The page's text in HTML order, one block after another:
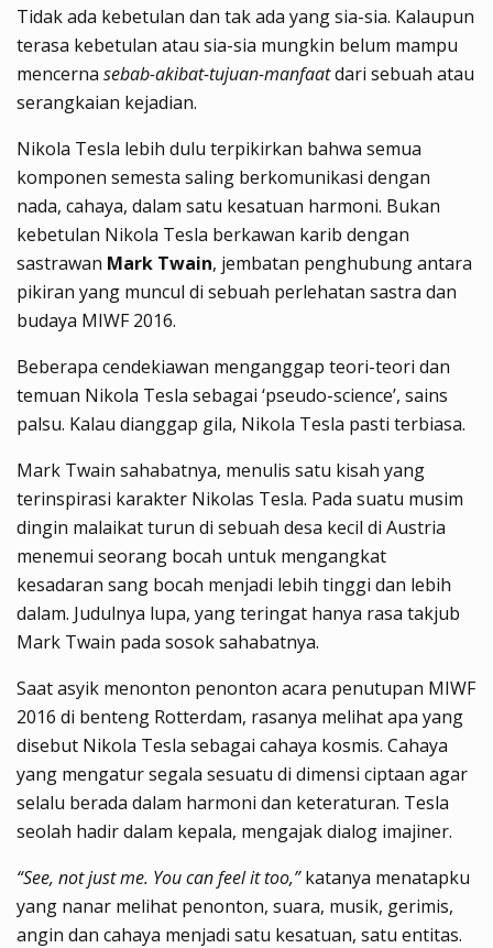
Tidak ada kebetulan dan tak ada yang sia-sia. Kalaupun
terasa kebetulan atau sia-sia mungkin belum mampu
mencerna sebab-akibat-tujuan-manfaatdari sebuah atau
serangkaian kejadian.
Nikola Tesla lebih dulu terpikirkan bahwa semua
komponen semesta saling berkomunikasi dengan
nada, cahaya, dalam satu kesatuan harmoni. Bukan
kebetulan Nikola Tesla berkawan karib dengan
sastrawan Mark Twain, jembatan penghubung antara
pikiran yang muncul di sebuah perlehatan sastra dan
budaya MIWF 2016.
Beberapa cendekiawan menganggap teori-teori dan
temuan Nikola Tesla sebagai ‘pseudo-science’, sains
palsu. Kalau dianggap gila, Nikola Tesla pasti terbiasa.
Mark Twain sahabatnya, menulis satu kisah yang
terinspirasi karakter Nikolas Tesla. Pada suatu musim
dingin malaikat turun di sebuah desa kecil di Austria
menemui seorang bocah untuk mengangkat
kesadaran sang bocah menjadi lebih tinggi dan lebih
dalam. Judulnya lupa, yang teringat hanya rasa takjub
Mark Twain pada sosok sahabatnya.
Saat asyik menonton penonton acara penutupan MIWF
2016 di benteng Rotterdam, rasanya melihat apa yang
disebut Nikola Tesla sebagai cahaya kosmis. Cahaya
yang mengatur segala sesuatu di dimensi ciptaan agar
selalu berada dalam harmoni dan keteraturan. Tesla
seolah hadir dalam kepala, mengajak dialog imajiner.
“See, not just me. You can feel it too,”katanya menatapku
yang nanar melihat penonton, suara, musik, gerimis,
angin dan cahaya menjadi satu kesatuan, satu entitas.